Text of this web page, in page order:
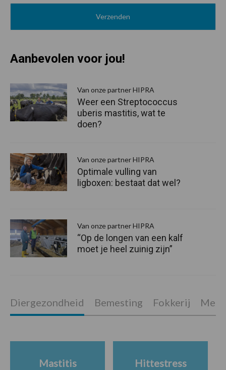
Aanbevolen voor jou!
Van onze partner HIPRA
Weer een Streptococcus
uberis mastitis, wat te
doen?
Van onze partner HIPRA
Optimale vulling van
ligboxen: bestaat dat wel?
Van onze partner HIPRA
“Op de longen van een kalf
moet je heel zuinig zijn”
Diergezondheid Bemesting Fokkerij
Mastitis Hittestress